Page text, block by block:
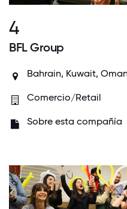
4
BFL Group
Bahrain, Kuwait,
Comercio/Retail
Sobre esta compañía